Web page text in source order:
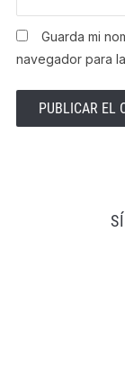
Guarda mi
navegador para